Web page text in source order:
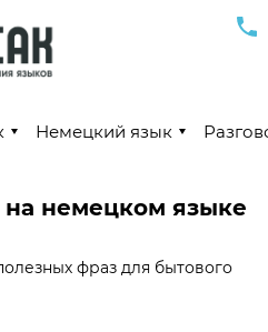
Немецкий язык
немецком языке
фраз для бытового